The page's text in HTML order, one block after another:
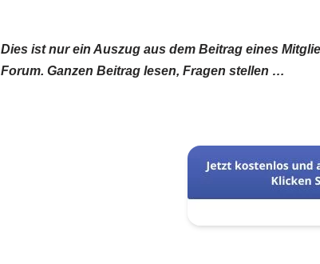
Dies ist nur ein Auszug aus dem Beitrag eines
Forum. Ganzen Beitrag lesen, Fragen stellen …